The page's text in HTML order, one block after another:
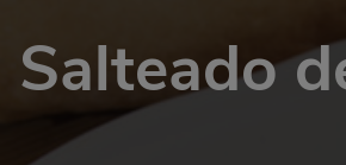
Salteado